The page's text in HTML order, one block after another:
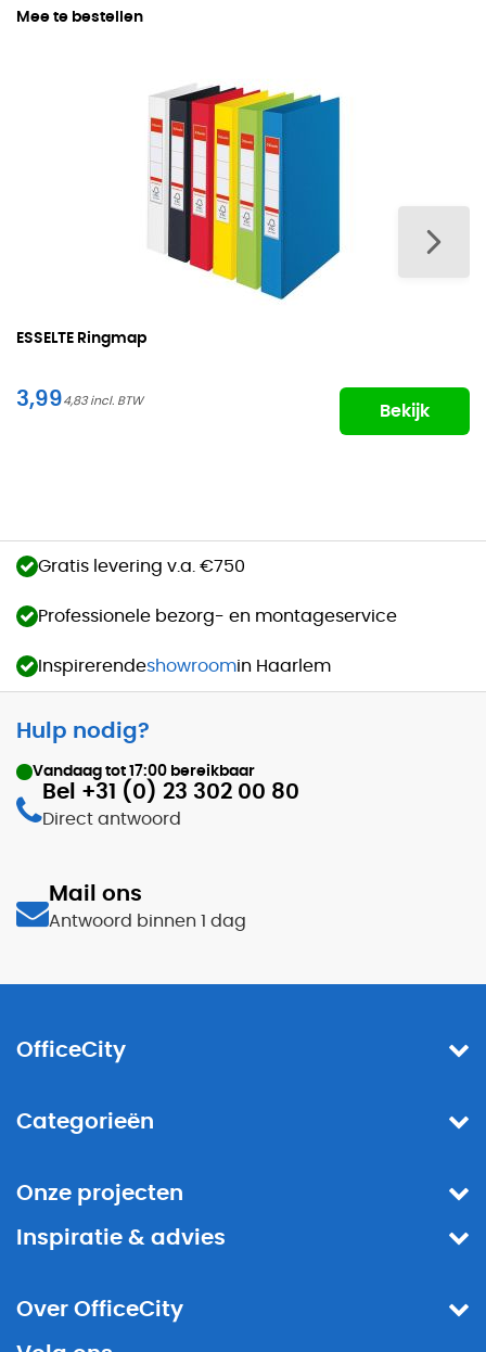
Mee te bestellen
ESSELTE Ringmap
3,994,83
Bekijk
Gratis levering v.a. €750
Professionele bezorg- en montageservice
Inspirerendeshowroomin Haarlem
Hulp nodig?
Vandaag tot 17:00 bereikbaar
Bel +31 (0) 23 302 00 80
Direct antwoord
Mail ons
Antwoord binnen 1 dag
OfficeCity
Categorieën
Onze projecten
Inspiratie & advies
Over OfficeCity